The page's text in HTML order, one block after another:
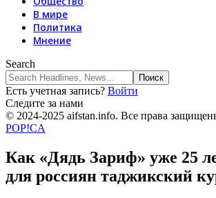
В мире
Политика
Мнение
Search
Есть учетная запись? Войти
Следите за нами
© 2024-2025 aifstan.info. Все права
POP!CA
Как «Дядь Зариф» уже 25
для россиян таджикский